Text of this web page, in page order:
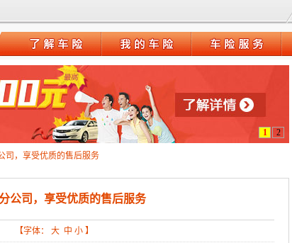
1 2
司，享受优质的售后服务
公司，享受优质的售后服务
【字体： 大 中 小 】